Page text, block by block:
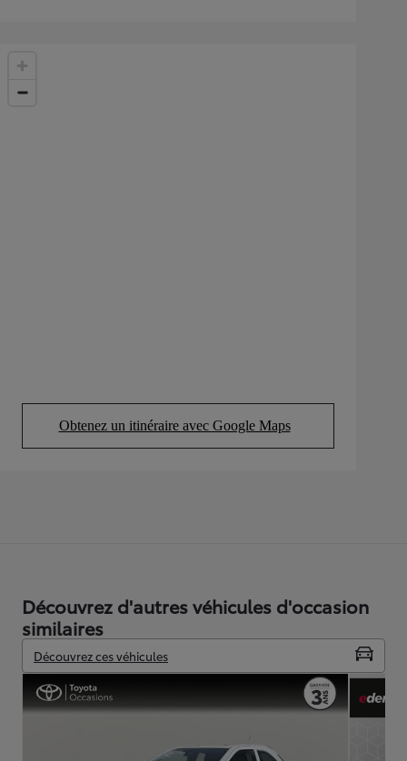
Obtenez un itinéraire avec Google Maps
(Opens in new tab)
Découvrez d'autres véhicules d'occasion
similaires
Découvrez ces véhicules